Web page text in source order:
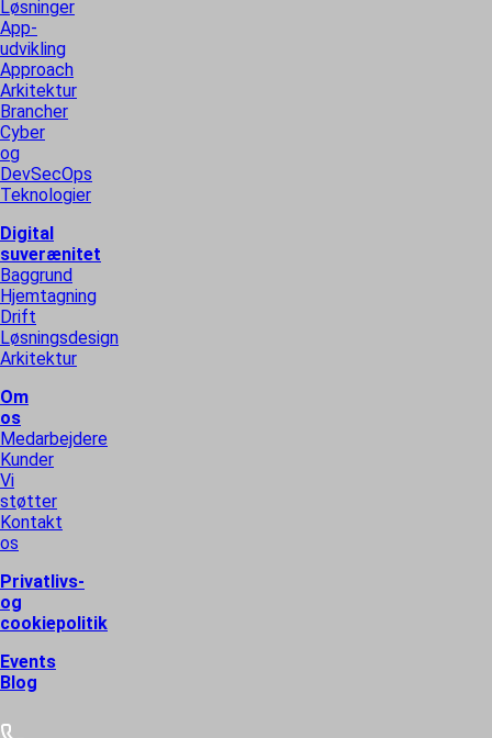
Løsninger
App-
udvikling
Approach
Arkitektur
Brancher
Cyber
og
DevSecOps
Teknologier
Digital
suverænitet
Baggrund
Hjemtagning
Drift
Løsningsdesign
Arkitektur
Om
os
Medarbejdere
Kunder
Vi
støtter
Kontakt
os
Privatlivs-
og
cookiepolitik
Events
Blog